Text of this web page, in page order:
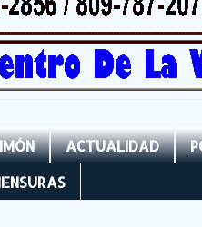
ACTUALIDAD